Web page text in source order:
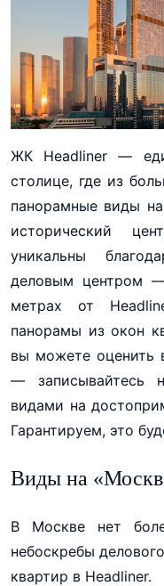
ЖК Headliner —
столице, где из
панорамные виды
исторический
уникальны
деловым центром
метрах от
панорамы из окон
вы можете оценить
— записывайтесь
видами на
Гарантируем, это
Виды на
В Москве нет
небоскребы
квартир в Headliner.